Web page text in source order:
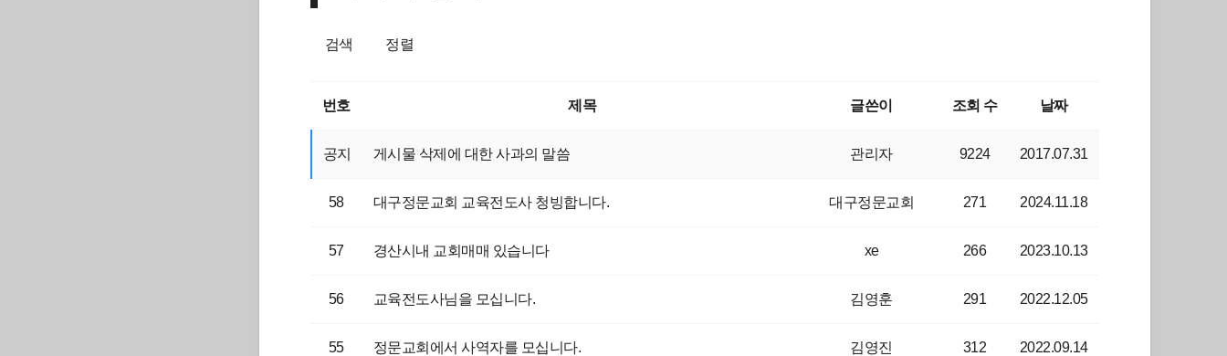
검색 정렬
번호 제목 글쓴이 조회 수 날짜
공지 게시물 삭제에 대한 사과의 말씀 관리자 9224 2017.07.31
58 대구정문교회 교육전도사 청빙합니다. 대구정문교회 271 2024.11.18
57 경산시내 교회매매 있습니다 xe 266 2023.10.13
56 교육전도사님을 모십니다. 김영훈 291 2022.12.05
55 정문교회에서 사역자를 모십니다. 김영진 312 2022.09.14